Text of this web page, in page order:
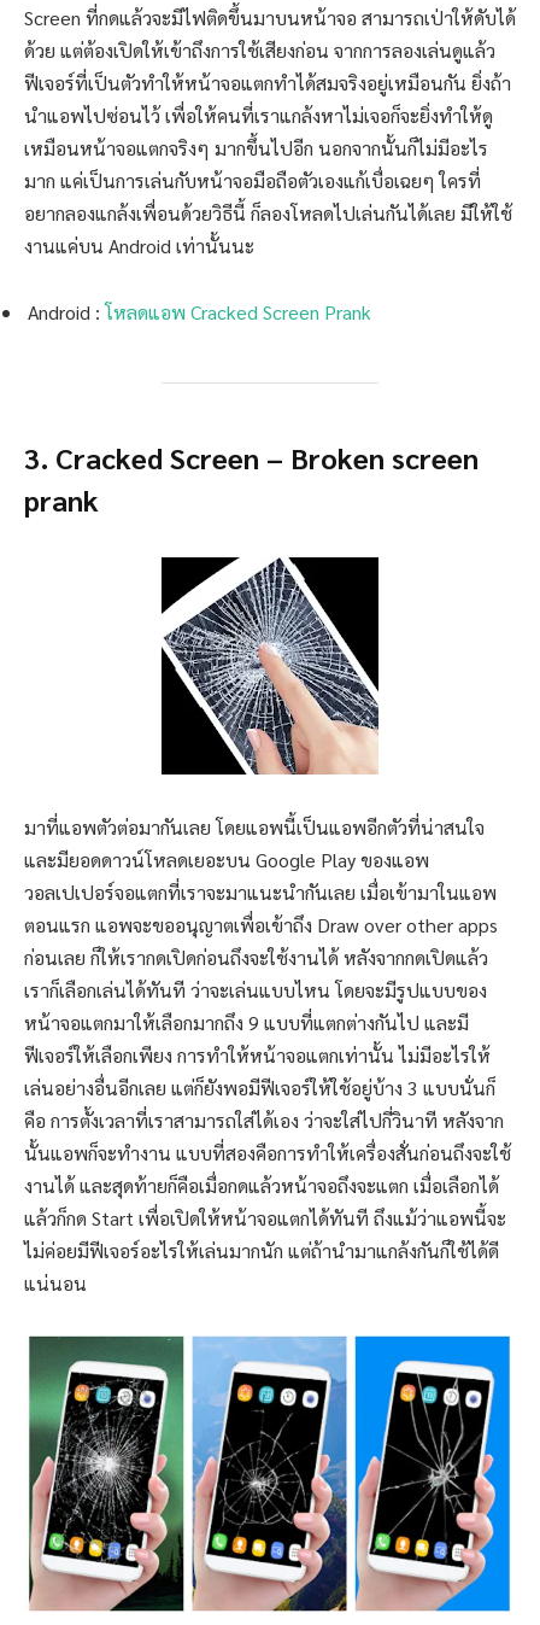
Screen ที่กดแล้วจะมีไฟติดขึ้นมาบนหน้าจอ สามารถเป่าให้ดับได้
ด้วย แต่ต้องเปิดให้เข้าถึงการใช้เสียงก่อน จากการลองเล่นดูแล้ว
ฟีเจอร์ที่เป็นตัวทำให้หน้าจอแตกทำได้สมจริงอยู่เหมือนกัน ยิ่งถ้า
นำแอพไปซ่อนไว้ เพื่อให้คนที่เราแกล้งหาไม่เจอก็จะยิ่งทำให้ดู
เหมือนหน้าจอแตกจริงๆ มากขึ้นไปอีก นอกจากนั้นก็ไม่มีอะไร
มาก แค่เป็นการเล่นกับหน้าจอมือถือตัวเองแก้เบื่อเฉยๆ ใครที่
อยากลองแกล้งเพื่อนด้วยวิธีนี้ ก็ลองโหลดไปเล่นกันได้เลย มีให้ใช้
งานแค่บน Android เท่านั้นนะ
Android :โหลดแอพ Cracked Screen Prank
3. Cracked Screen – Broken screen
prank
มาที่แอพตัวต่อมากันเลย โดยแอพนี้เป็นแอพอีกตัวที่น่าสนใจ
และมียอดดาวน์โหลดเยอะบน Google Play ของแอพ
วอลเปเปอร์จอแตกที่เราจะมาแนะนำกันเลย เมื่อเข้ามาในแอพ
ตอนแรก แอพจะขออนุญาตเพื่อเข้าถึง Draw over other apps
ก่อนเลย ก็ให้เรากดเปิดก่อนถึงจะใช้งานได้ หลังจากกดเปิดแล้ว
เราก็เลือกเล่นได้ทันที ว่าจะเล่นแบบไหน โดยจะมีรูปแบบของ
หน้าจอแตกมาให้เลือกมากถึง 9 แบบที่แตกต่างกันไป และมี
ฟีเจอร์ให้เลือกเพียง การทำให้หน้าจอแตกเท่านั้น ไม่มีอะไรให้
เล่นอย่างอื่นอีกเลย แต่ก็ยังพอมีฟีเจอร์ให้ใช้อยู่บ้าง 3 แบบนั่นก็
คือ การตั้งเวลาที่เราสามารถใส่ได้เอง ว่าจะใส่ไปกี่วินาที หลังจาก
นั้นแอพก็จะทำงาน แบบที่สองคือการทำให้เครื่องสั่นก่อนถึงจะใช้
งานได้ และสุดท้ายก็คือเมื่อกดแล้วหน้าจอถึงจะแตก เมื่อเลือกได้
แล้วก็กด Start เพื่อเปิดให้หน้าจอแตกได้ทันที ถึงแม้ว่าแอพนี้จะ
ไม่ค่อยมีฟีเจอร์อะไรให้เล่นมากนัก แต่ถ้านำมาแกล้งกันก็ใช้ได้ดี
แน่นอน